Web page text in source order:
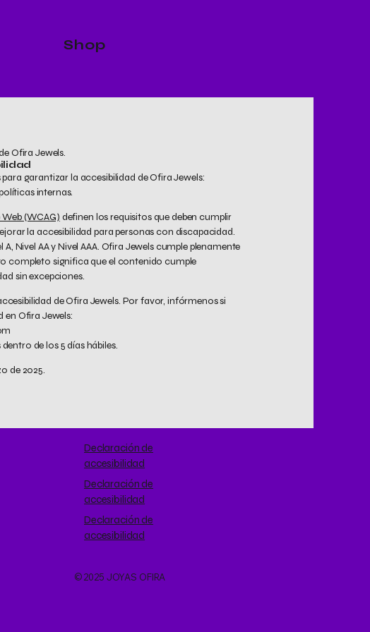
Shop
Ofira Jewels.
garantizar la accesibilidad de Ofira Jewels:
internas.
(WCAG) definen los requisitos que deben cumplir
la accesibilidad para personas con discapacidad.
Nivel AA y Nivel AAA. Ofira Jewels cumple plenamente
completo significa que el contenido cumple
sin excepciones.
de Ofira Jewels. Por favor, infórmenos si
en Ofira Jewels:
de los 5 días hábiles.
de 2025.
Declaración de
accesibilidad
Declaración de
accesibilidad
Declaración de
accesibilidad
© 2025 JOYAS OFIRA